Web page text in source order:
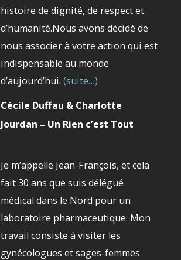
histoire de dignité, de respect et
d’humanité.Nous avons décidé de
nous associer à votre action qui est
indispensable au monde
d’aujourd’hui. (suite…)
Cécile Duffau & Charlotte
Jourdan – Un Rien c’est Tout
Je m’appelle Jean-François, et cela
fait 30 ans que suis délégué
médical dans le Nord pour un
laboratoire pharmaceutique. Mon
travail consiste à visiter les
gynécologues et sages-femmes